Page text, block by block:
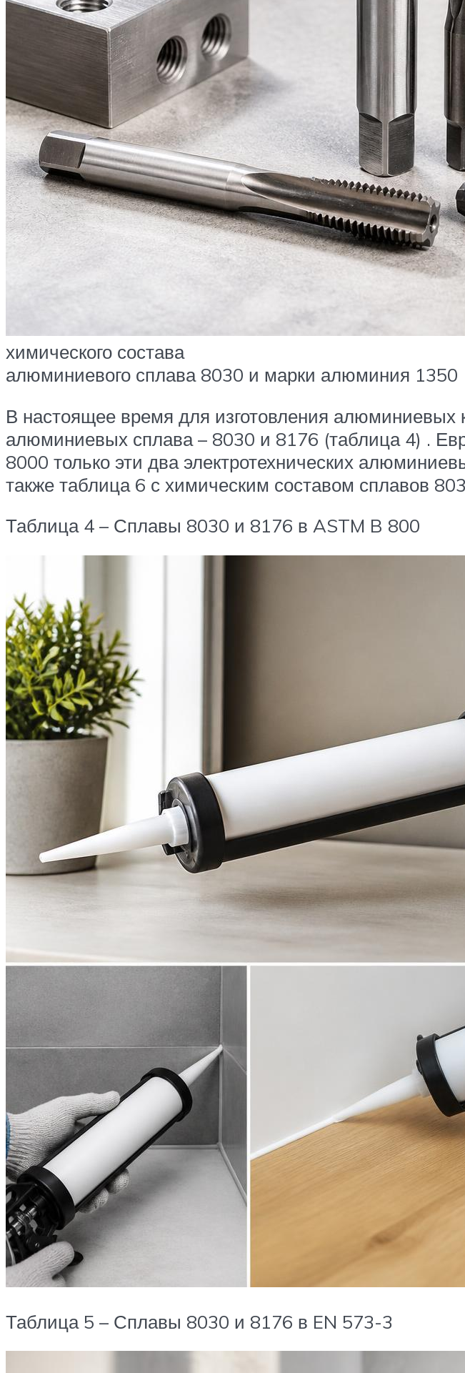
химического состава
алюминиевого сплава 8030 и марки алюминия 1350
В настоящее время для изготовления алюминиевых
алюминиевых сплава – 8030 и 8176 (таблица 4) .
8000 только эти два электротехнических
также таблица 6 с химическим составом сплавов
Таблица 4 – Сплавы 8030 и 8176 в ASTM B 800
Таблица 5 – Сплавы 8030 и 8176 в EN 573-3